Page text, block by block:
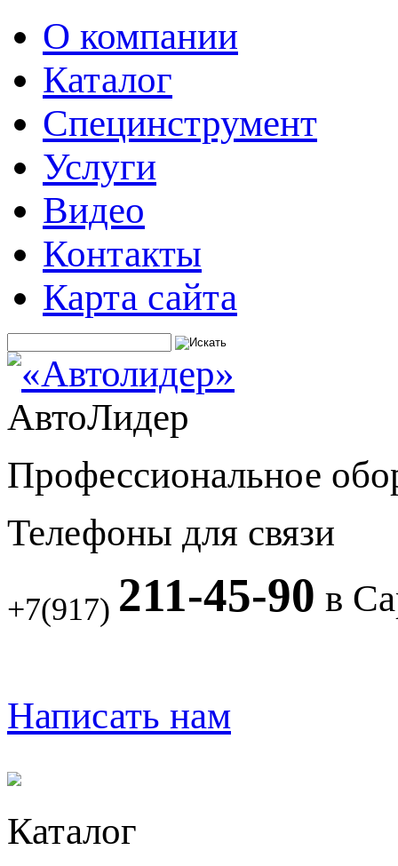
О компании
Каталог
Специнструмент
Услуги
Видео
Контакты
Карта сайта
АвтоЛидер
Профессиональное
Телефоны для связи
+7(917) 211-45-90 в
Написать нам
Каталог